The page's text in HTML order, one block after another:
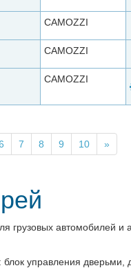
CAMOZZI
CAMOZZI
CAMOZZI
7 8 9 10 »
автомобилей и
управления дверьми,